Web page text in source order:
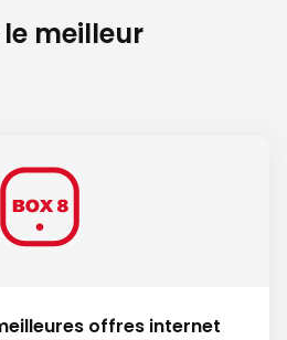
le meilleur
offres internet